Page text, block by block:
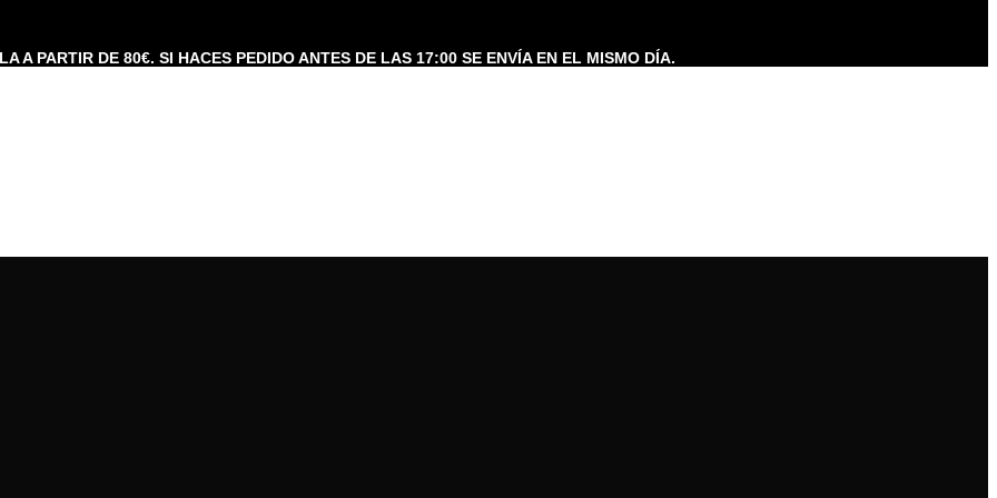
A PARTIR DE 80€. SI HACES PEDIDO ANTES DE LAS 17:00 SE ENVÍA EN EL MISMO DÍA.